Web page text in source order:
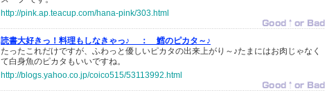
http://pink.ap.teacup.com/hana-pink/303.html
読書大好きっ！料理もしなきゃっ♪ ：
鱈のピカタ～♪
たったこれだけですが、ふわっと優しいピカタの出来上がり～♪たまにはお肉じゃなく
て白身魚のピカタもいいですね。
http://blogs.yahoo.co.jp/coico515/53113992.html